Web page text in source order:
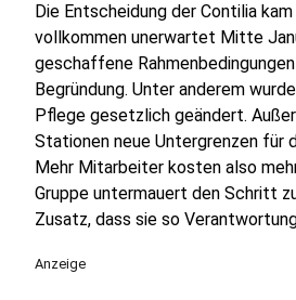
Die Entscheidung der Contilia
vollkommen unerwartet Mitte
geschaffene
Begründung. Unter anderem
Pflege gesetzlich geändert.
Stationen neue Untergrenzen für
Mehr Mitarbeiter kosten also
Gruppe untermauert den Schritt
Zusatz, dass sie so
Anzeige